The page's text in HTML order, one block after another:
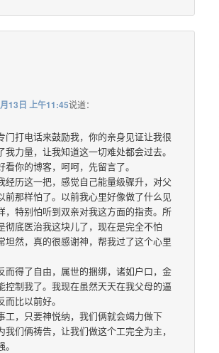
13日 上午11:45说道：
门打电话来鼓励我，你的亲身见证让我很
我力量，让我知道这一切难处都会过去。
看你的博客，呵呵，先留言了。
经历这一把，感觉自己能量级骤升，对父
前那样怕了。以前我心里好像做了什么见
，特别怕听到双亲对我这方面的指责。所
彻底医治我这块儿了，现在是完全不怕
坦然，真的很感谢神，帮我过了这个心里
而得了自由，属世的捆绑，诸如户口，金
控制我了。我现在虽然天天在我父母的逼
比以前好。
工，只要神悦纳，我们俩就会竭力做下
我们俩祷告，让我们做这个工完全为主，